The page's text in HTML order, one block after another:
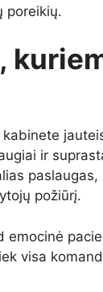
poreikių.
ir
požiūrį.
visa